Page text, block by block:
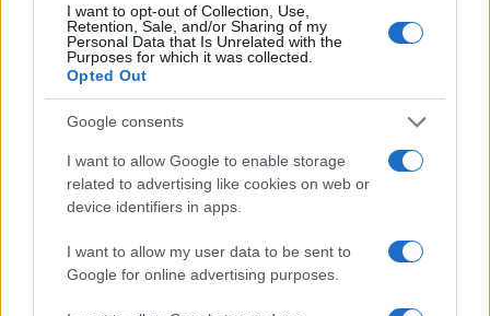
I want to opt-out of Collection, Use,
Retention, Sale, and/or Sharing of my
Personal Data that Is Unrelated with the
Purposes for which it was collected.
Opted Out
Google consents
I want to allow Google to enable storage
related to advertising like cookies on web or
device identifiers in apps.
I want to allow my user data to be sent to
Google for online advertising purposes.
Marta Ruiz · 5 Ago 2026
FINANZAS